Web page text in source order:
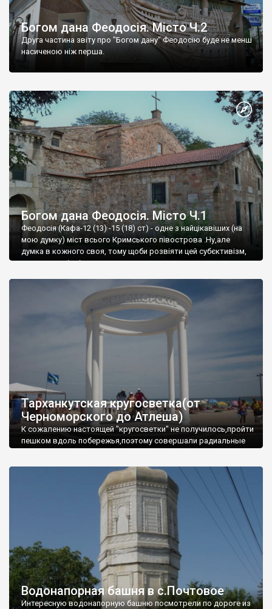
Богом дана Феодосія. Місто Ч.2
Друга частина звіту про "Богом дану" Феодосію буде не менш
насиченою ніж перша.
Богом дана Феодосія. Місто Ч.1
Феодосія (Кафа-12 (13) -15 (18) ст) - одне з найцікавіших (на
мою думку) міст всього Кримського півострова .Ну,але
думка в кожного своя, тому щоби розвіяти цей субєктивізм,
запрошую відвідати це
Тарханкутская кругосветка(от
Черноморского до Атлеша)
К сожалению настоящей "кругосветки" не получилось,пройти
пешком вдоль побережья,поэтому совершали радиальные
Водонапорная башня в с.Почтовое
Интересную водонапорную башню посмотрели по дороге из